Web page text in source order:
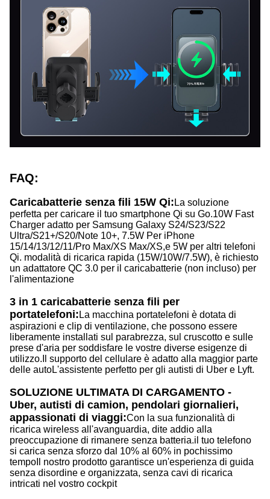
FAQ:
Caricabatterie senza fili 15W Qi: La soluzione
perfetta per caricare il tuo smartphone Qi su Go.10W Fast
Charger adatto per Samsung Galaxy S24/S23/S22
Ultra/S21+/S20/Note 10+, 7.5W Per iPhone
15/14/13/12/11/Pro Max/XS Max/XS,e 5W per altri telefoni
Qi. modalità di ricarica rapida (15W/10W/7.5W), è richiesto
un adattatore QC 3.0 per il caricabatterie (non incluso) per
l'alimentazione
3 in 1 caricabatterie senza fili per
portatelefoni: La macchina portatelefoni è dotata di
aspirazioni e clip di ventilazione, che possono essere
liberamente installati sul parabrezza, sul cruscotto e sulle
prese d'aria per soddisfare le vostre diverse esigenze di
utilizzo.Il supporto del cellulare è adatto alla maggior parte
delle autoL'assistente perfetto per gli autisti di Uber e Lyft.
SOLUZIONE ULTIMATA DI CARGAMENTO -
Uber, autisti di camion, pendolari giornalieri,
appassionati di viaggi:Con la sua funzionalità di
ricarica wireless all'avanguardia, dite addio alla
preoccupazione di rimanere senza batteria.il tuo telefono
si carica senza sforzo dal 10% al 60% in pochissimo
tempoIl nostro prodotto garantisce un'esperienza di guida
senza disordine e organizzata, senza cavi di ricarica
intricati nel vostro cockpit